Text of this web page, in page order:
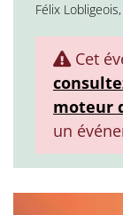
Félix
Cet
moteur
un